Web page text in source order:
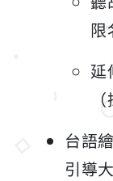
限
延
台語
引導